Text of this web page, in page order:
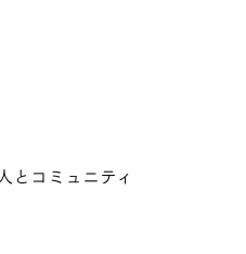
人とコミュニティ